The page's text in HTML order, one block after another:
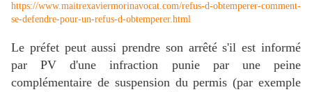
https://www.maitrexaviermorinavocat.com/refus-d-obtemperer-comment-
se-defendre-pour-un-refus-d-obtemperer.html
Le préfet peut aussi prendre son arrêté s'il est informé
par PV d'une infraction punie par une peine
complémentaire de suspension du permis (par exemple